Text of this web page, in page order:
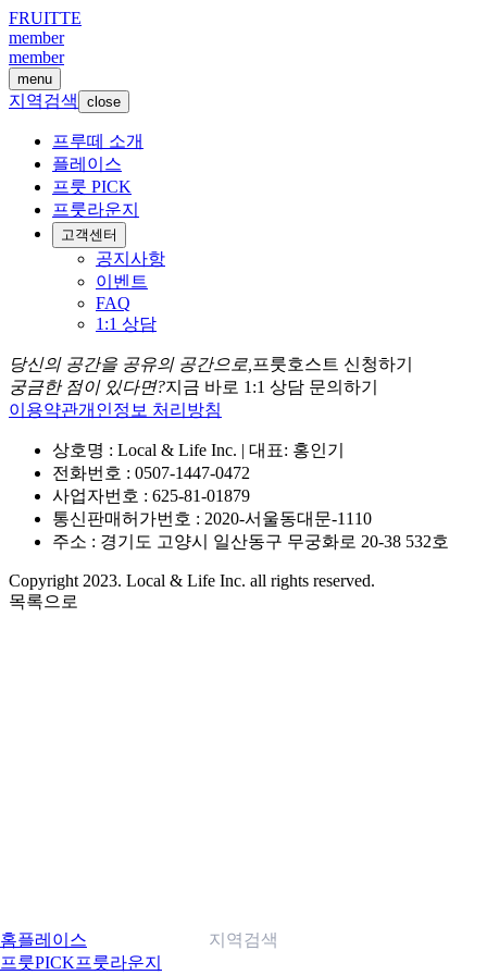
FRUITTE
member
member
menu
지역검색 close
프루떼 소개
플레이스
프룻 PICK
프룻라운지
고객센터
공지사항
이벤트
FAQ
1:1 상담
당신의 공간을 공유의 공간으로, 프룻호스트 신청하기
궁금한 점이 있다면?지금 바로 1:1 상담 문의하기
이용약관개인정보 처리방침
상호명 : Local & Life Inc. | 대표: 홍인기
전화번호 : 0507-1447-0472
사업자번호 : 625-81-01879
통신판매허가번호 : 2020-서울동대문-1110
주소 : 경기도 고양시 일산동구 무궁화로 20-38 532호
Copyright 2023. Local & Life Inc. all rights reserved.
목록으로
홈플레이스
프룻PICK프룻라운지
지역검색